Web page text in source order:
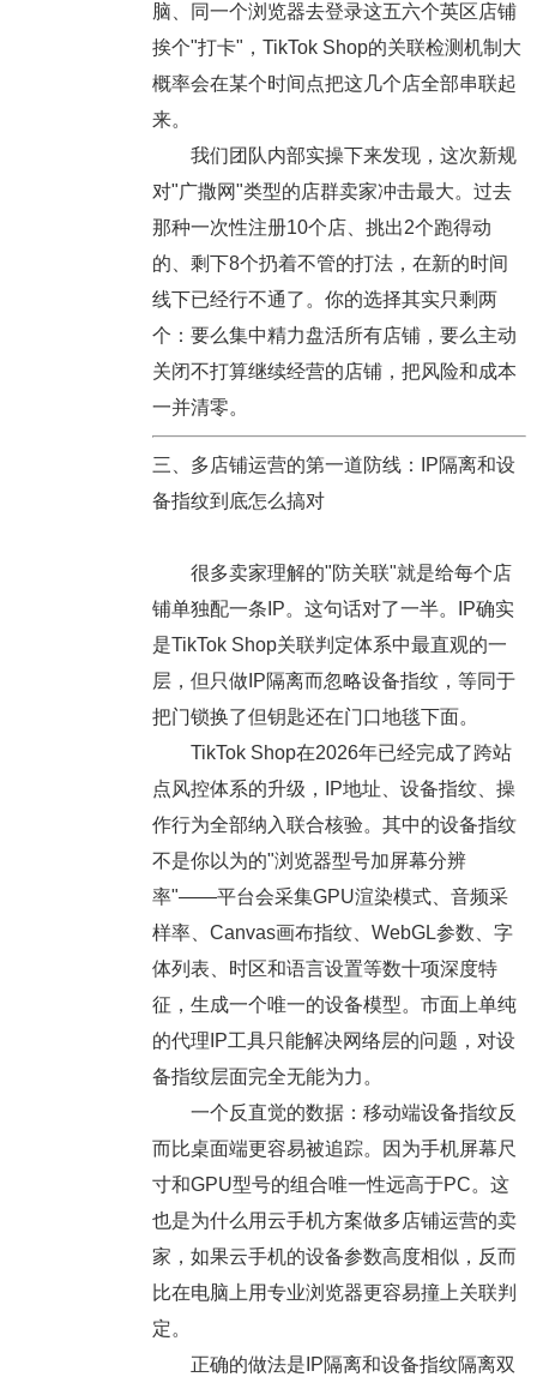
脑、同一个浏览器去登录这五六个英区店铺
挨个"打卡"，TikTok Shop的关联检测机制大
概率会在某个时间点把这几个店全部串联起
来。
我们团队内部实操下来发现，这次新规
对"广撒网"类型的店群卖家冲击最大。过去
那种一次性注册10个店、挑出2个跑得动
的、剩下8个扔着不管的打法，在新的时间
线下已经行不通了。你的选择其实只剩两
个：要么集中精力盘活所有店铺，要么主动
关闭不打算继续经营的店铺，把风险和成本
一并清零。
三、多店铺运营的第一道防线：IP隔离和设
备指纹到底怎么搞对
很多卖家理解的"防关联"就是给每个店
铺单独配一条IP。这句话对了一半。IP确实
是TikTok Shop关联判定体系中最直观的一
层，但只做IP隔离而忽略设备指纹，等同于
把门锁换了但钥匙还在门口地毯下面。
TikTok Shop在2026年已经完成了跨站
点风控体系的升级，IP地址、设备指纹、操
作行为全部纳入联合核验。其中的设备指纹
不是你以为的"浏览器型号加屏幕分辨
率"——平台会采集GPU渲染模式、音频采
样率、Canvas画布指纹、WebGL参数、字
体列表、时区和语言设置等数十项深度特
征，生成一个唯一的设备模型。市面上单纯
的代理IP工具只能解决网络层的问题，对设
备指纹层面完全无能为力。
一个反直觉的数据：移动端设备指纹反
而比桌面端更容易被追踪。因为手机屏幕尺
寸和GPU型号的组合唯一性远高于PC。这
也是为什么用云手机方案做多店铺运营的卖
家，如果云手机的设备参数高度相似，反而
比在电脑上用专业浏览器更容易撞上关联判
定。
正确的做法是IP隔离和设备指纹隔离双